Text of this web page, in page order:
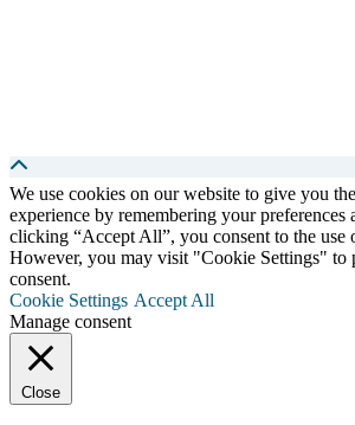
We use cookies on our website to give you
experience by remembering your preferences
clicking “Accept All”, you consent to the use
However, you may visit "Cookie Settings" to
consent.
Cookie Settings Accept All
Manage consent
Close